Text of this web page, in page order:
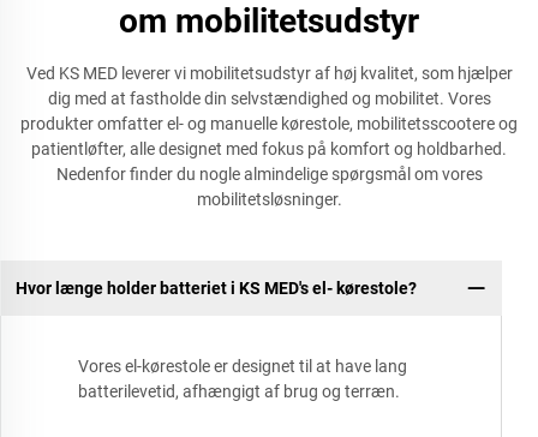
om mobilitetsudstyr
Ved KS MED leverer vi mobilitetsudstyr af høj kvalitet, som hjælper
dig med at fastholde din selvstændighed og mobilitet. Vores
produkter omfatter el- og manuelle kørestole, mobilitetsscootere og
patientløfter, alle designet med fokus på komfort og holdbarhed.
Nedenfor finder du nogle almindelige spørgsmål om vores
mobilitetsløsninger.
Hvor længe holder batteriet i KS MED's el- kørestole?
Vores el-kørestole er designet til at have lang
batterilevetid, afhængigt af brug og terræn.